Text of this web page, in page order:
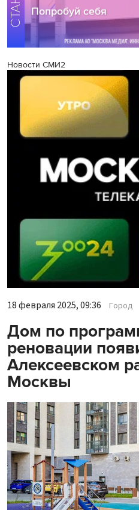
Новости СМИ2
18 февраля 2025, 09:36 Город
Дом по
реновации
Алексеевском
Москвы